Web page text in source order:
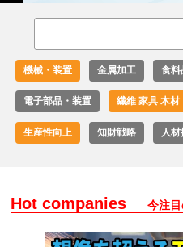
機械・装置 金属加工 食料
電子部品・装置 繊維 家具 木材
生産性向上 知財戦略 人
Hot companies 今注